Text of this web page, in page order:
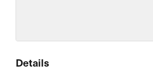
Details